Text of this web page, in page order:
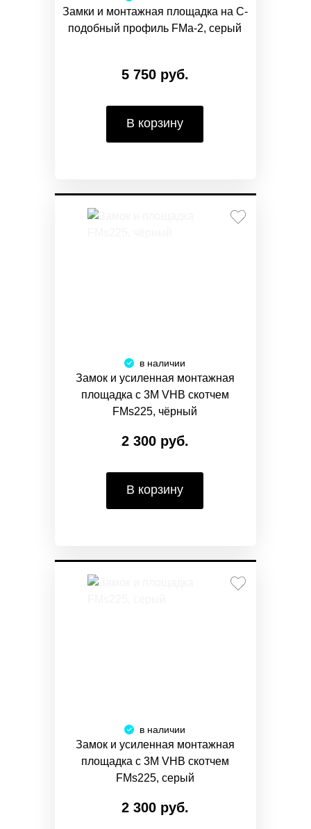
Замки и монтажная площадка на С-
подобный профиль FMa-2, серый
5 750 руб.
В корзину
в наличии
Замок и усиленная монтажная
площадка с 3M VHB скотчем
FMs225, чёрный
2 300 руб.
В корзину
в наличии
Замок и усиленная монтажная
площадка с 3M VHB скотчем
FMs225, серый
2 300 руб.